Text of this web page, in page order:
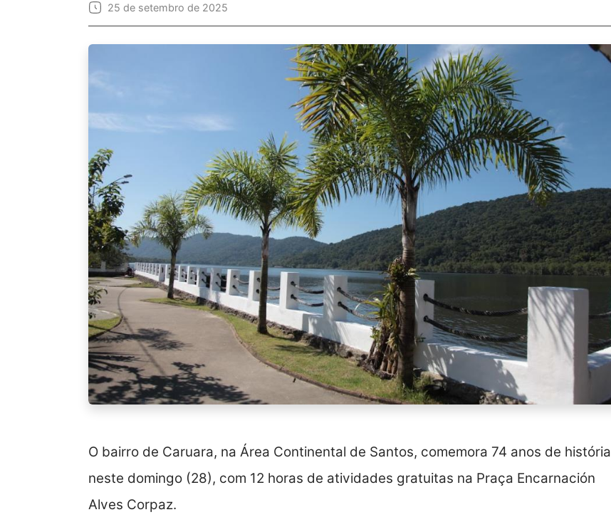
25 de setembro de 2025
O bairro de Caruara, na Área Continental de Santos, comemora 74 anos de história
neste domingo (28), com 12 horas de atividades gratuitas na Praça Encarnación
Alves Corpaz.